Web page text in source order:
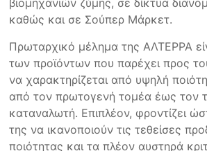
καθώς και σε Σούπερ Μάρκετ.
Πρωταρχικό μέλημα της ΑΛΤΕΡΡΑ
των προϊόντων που παρέχει προς
να χαρακτηρίζεται από υψηλή
από τον πρωτογενή τομέα έως τον
καταναλωτή. Επιπλέον, φροντίζει
της να ικανοποιούν τις τεθείσες
ποιότητας και τα πλέον αυστηρά